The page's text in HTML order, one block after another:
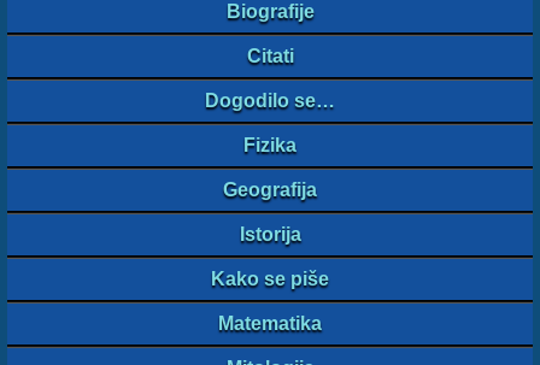
Biografije
Citati
Dogodilo se…
Fizika
Geografija
Istorija
Kako se piše
Matematika